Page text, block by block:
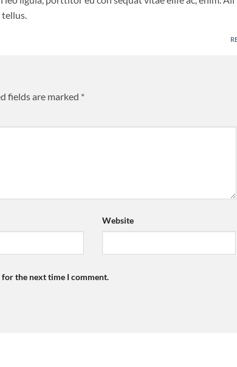
fields are marked *
Website
for the next time I comment.